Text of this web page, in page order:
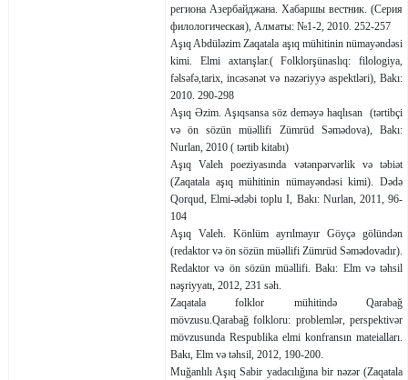
ре­гио­на Азер­бай­д­жана. Хабаршы вестник. (Серия
филологическая), Алма­ты: №1-2, 2010. 252-257
Aşıq Abdüləzim Zaqatala aşıq mühitinin nümayəndəsi
kimi. Elmi axtarışlar.( Folklorşünaslıq: filologiya,
fəlsəfə,tarix, incəsənət və nəzəriyyə aspektləri), Bakı:
2010. 290-298
Aşıq Əzim. Aşıqsansa söz de­mə­yə haqlısan (tərtibçi
və ön sözün müəllifi Zümrüd Səmə­do­va), Bakı:
Nurlan, 2010 ( tərtib kitabı)
Aşıq Valeh poeziyasında və­tən­­pər­vər­lik və təbiət
(Zaqa­ta­la aşıq mü­hi­tinin nüma­yən­dəsi ki­mi). Dədə
Qorqud, Elmi-ədəbi toplu I, Bakı: Nurlan, 2011, 96-
104
Aşıq Valeh. Könlüm ayrılmayır Göyçə gölündən
(redaktor və ön sözün müəllifi Zümrüd Səmədova­dır).
Redaktor və ön sözün müəllifi. Bakı: Elm və təhsil
nəşriyyatı, 2012, 231 səh.
Zaqatala folklor mühitində Qara­bağ
mövzusu.Qarabağ folkloru: problemlər, perspektivər
mövzusunda Respublika elmi konfransın mateialları.
Bakı, Elm və təhsil, 2012, 190-200.
Muğanlılı Aşıq Sabir yada­cılı­ğına bir nəzər (Za­qа­tala